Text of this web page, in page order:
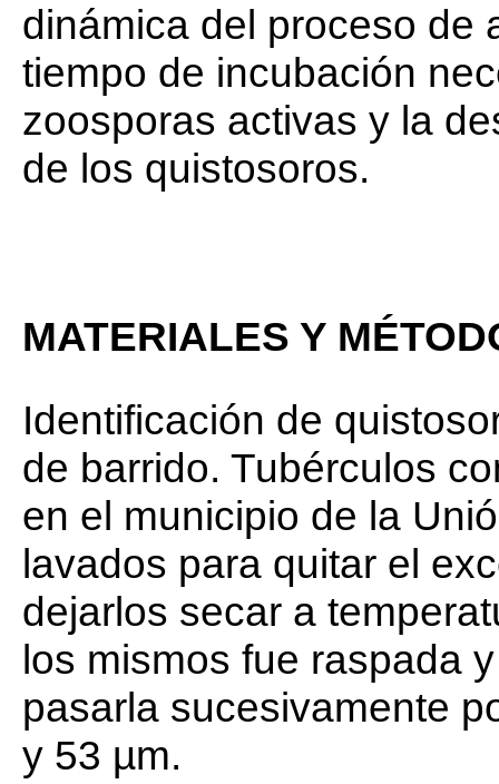
dinámica del proceso de
tiempo de incubación
zoosporas activas y la
de los quistosoros.
MATERIALES Y
Identificación de
de barrido. Tubérculos
en el municipio de la
lavados para quitar el
dejarlos secar a
los mismos fue raspada
pasarla sucesivamente
y 53 µm.